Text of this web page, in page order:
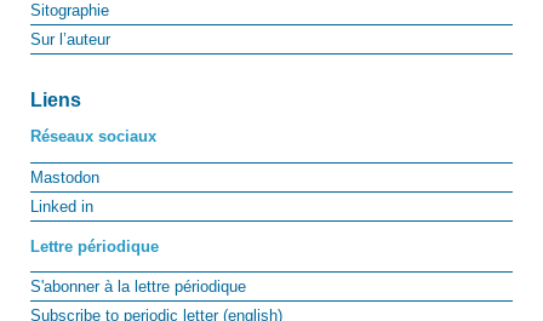
Sitographie
Sur l’auteur
Liens
Réseaux sociaux
Mastodon
Linked in
Lettre périodique
S'abonner à la lettre périodique
Subscribe to periodic letter (english)